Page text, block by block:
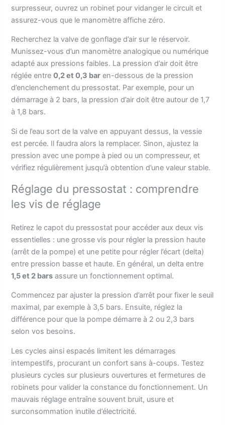
surpresseur, ouvrez un robinet pour vidanger le circuit et
assurez-vous que le manomètre affiche zéro.
Recherchez la valve de gonflage d’air sur le réservoir.
Munissez-vous d’un manomètre analogique ou numérique
adapté aux pressions faibles. La pression d’air doit être
réglée entre0,2 et 0,3 bar en-dessous de la pression
d’enclenchement du pressostat. Par exemple, pour un
démarrage à 2 bars, la pression d’air doit être autour de 1,7
à 1,8 bars.
Si de l’eau sort de la valve en appuyant dessus, la vessie
est percée. Il faudra alors la remplacer. Sinon, ajustez la
pression avec une pompe à pied ou un compresseur, et
vérifiez régulièrement jusqu’à obtention d’une valeur stable.
Réglage du pressostat : comprendre
les vis de réglage
Retirez le capot du pressostat pour accéder aux deux vis
essentielles : une grosse vis pour régler la pression haute
(arrêt de la pompe) et une petite pour régler l’écart (delta)
entre pression basse et haute. En général, un delta entre
1,5 et 2 bars assure un fonctionnement optimal.
Commencez par ajuster la pression d’arrêt pour fixer le seuil
maximal, par exemple à 3,5 bars. Ensuite, réglez la
différence pour que la pompe démarre à 2 ou 2,3 bars
selon vos besoins.
Les cycles ainsi espacés limitent les démarrages
intempestifs, procurant un confort sans à-coups. Testez
plusieurs cycles sur plusieurs ouvertures et fermetures de
robinets pour valider la constance du fonctionnement. Un
mauvais réglage entraîne souvent bruit, usure et
surconsommation inutile d’électricité.